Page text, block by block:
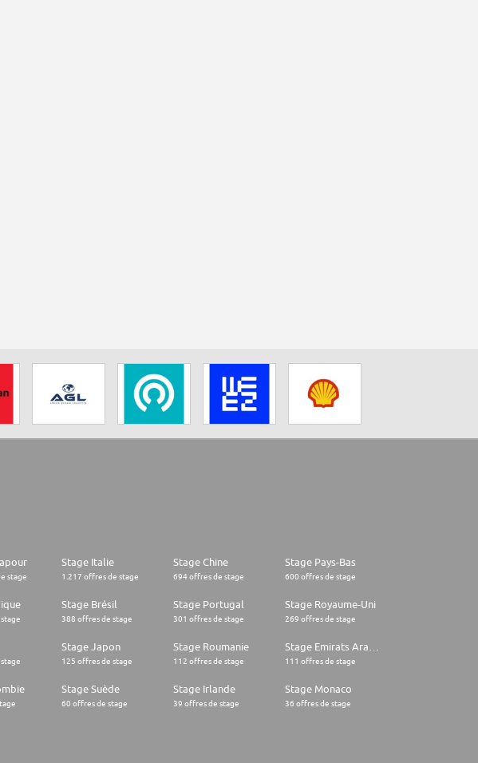
stage
Stage Italie
1.217 offres de stage
Stage Chine
694 offres de stage
Stage Pays-Bas
600 offres de stage
Stage Brésil
388 offres de stage
Stage Portugal
301 offres de stage
Stage Royaume-Uni
269 offres de stage
Stage Japon
125 offres de stage
Stage Roumanie
112 offres de stage 111 offres de stage
Stage Suède
60 offres de stage
Stage Irlande
39 offres de stage
Stage Monaco
36 offres de stage